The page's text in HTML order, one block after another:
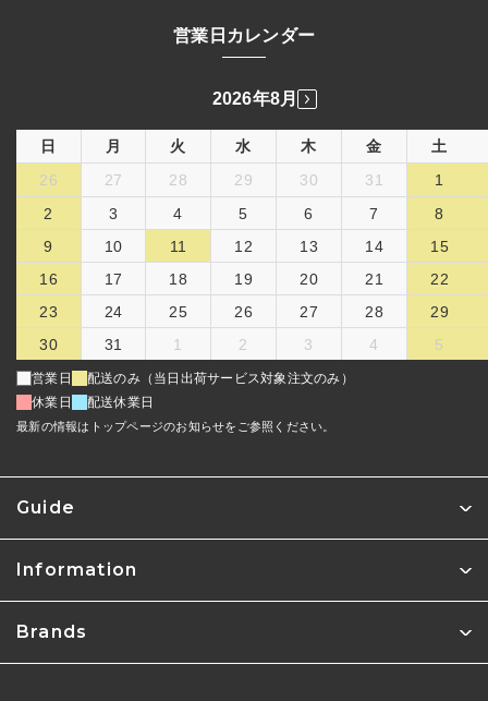
Guide
Information
Brands
営業日カレンダー
2026年8月
日 月 火 水 木 金
土
26
27 28 29 30 31
1
2
3 4 5 6 7
8
9
10 11 12 13 14
15
16
17 18 19 20 21
22
23
24 25 26 27 28
29
30
31 1 2 3 4 5
営業日
配送のみ（当日出荷サービス対象注文のみ）
休業日
配送休業日
最新の情報はトップページのお知らせをご参照ください。